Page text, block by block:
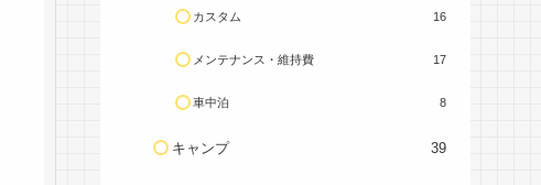
カスタム 16
メンテナンス・維持費 17
車中泊 8
キャンプ 39